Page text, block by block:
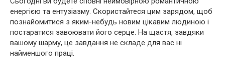
енергією та ентузіазму. Скористайтеся цим зарядом, щоб
познайомитися з яким-небудь новим цікавим людиною і
постаратися завоювати його серце. На щастя, завдяки
вашому шарму, це завдання не складе для вас ні
найменшого праці.